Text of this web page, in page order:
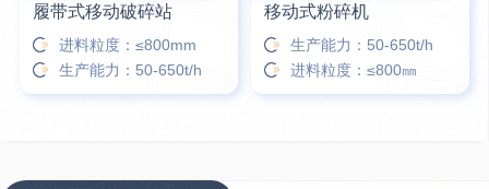
履带式移动破碎站
进料粒度：≤800mm
生产能力：50-650t/h
移动式粉碎机
生产能力：50-650t/h
进料粒度：≤800㎜